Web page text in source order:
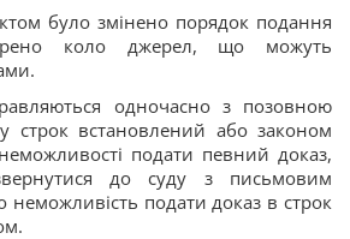
було змінено порядок подання
коло джерел, що можуть
одночасно з позовною
строк встановлений або законом
подати певний доказ,
до суду з письмовим
подати доказ в строк